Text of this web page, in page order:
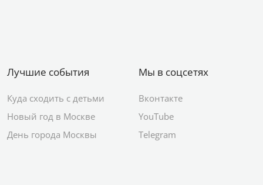
Лучшие события
Куда сходить с детьми
Новый год в Москве
День города Москвы
Мы в соцсетях
Вконтакте
YouTube
Telegram